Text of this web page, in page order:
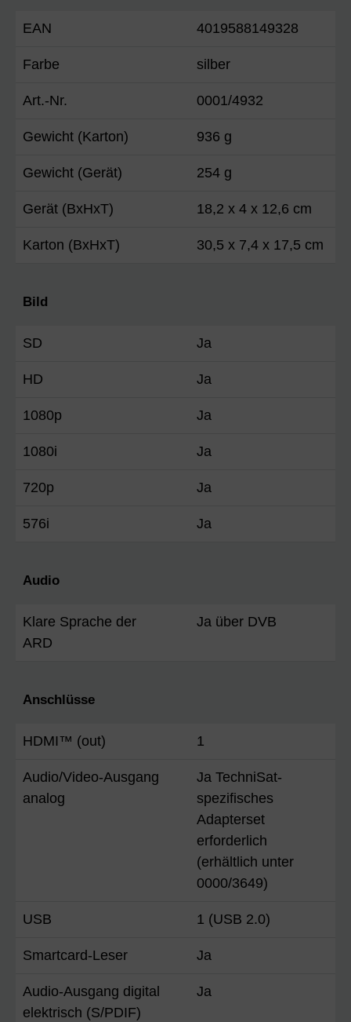
EAN 4019588149328
Farbe silber
Art.-Nr. 0001/4932
Gewicht (Karton) 936 g
Gewicht (Gerät) 254 g
Gerät (BxHxT) 18,2 x 4 x 12,6 cm
Karton (BxHxT) 30,5 x 7,4 x 17,5 cm
Bild
SD Ja
HD Ja
1080p Ja
1080i Ja
720p Ja
576i Ja
Audio
Klare Sprache der
ARD
Ja über DVB
Anschlüsse
HDMI™ (out) 1
Audio/Video-Ausgang
analog
Ja TechniSat-
spezifisches
Adapterset
erforderlich
(erhältlich unter
0000/3649)
USB 1 (USB 2.0)
Smartcard-Leser Ja
Audio-Ausgang digital
elektrisch (S/PDIF)
Ja